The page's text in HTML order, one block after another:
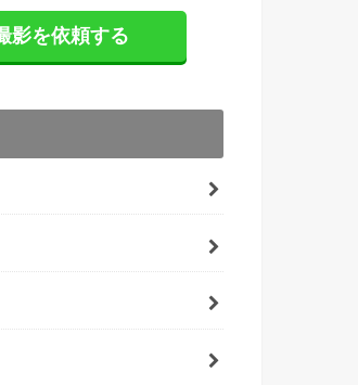
影を依頼する